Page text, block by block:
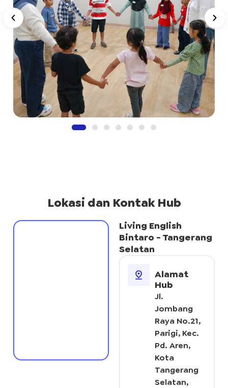
Lokasi dan Kontak Hub
Living English
Bintaro - Tangerang
Selatan
Alamat
Hub
Jl.
Jombang
Raya No.21,
Parigi, Kec.
Pd. Aren,
Kota
Tangerang
Selatan,